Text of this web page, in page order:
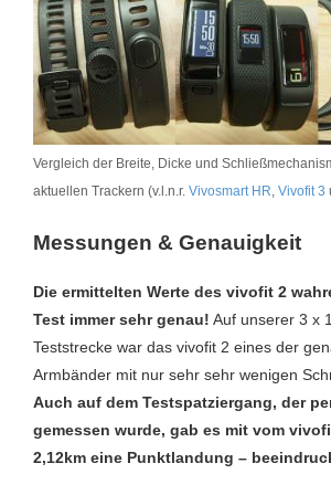
Vergleich der Breite, Dicke und
aktuellen Trackern (v.l.n.r. Vivosmart HR, Vivofit 3
Messungen & Genauigkeit
Die ermittelten Werte des vivofit 2
Test immer sehr genau! Auf unserer 3 x
Teststrecke war das vivofit 2 eines der
Armbänder mit nur sehr sehr wenigen
Auch auf dem Testspatziergang, der
gemessen wurde, gab es mit vom
2,12km eine Punktlandung –